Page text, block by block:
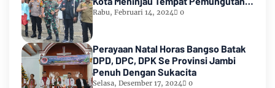
Suara Pemilu 2024
Rabu, Februari 14, 2024 0
Perayaan Natal Horas Bangso Batak
DPD, DPC, DPK Se Provinsi Jambi
Penuh Dengan Sukacita
Selasa, Desember 17, 2024 0